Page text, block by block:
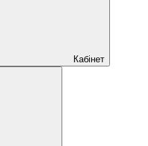
Кабінет